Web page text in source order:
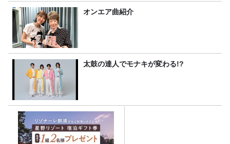
オンエア曲紹介
太鼓の達人でモナキが変わる!?